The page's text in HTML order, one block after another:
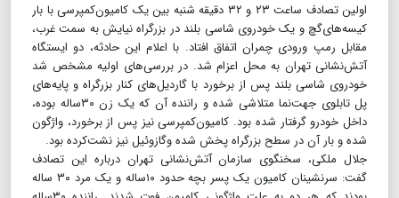
اولین تصادف ساعت‌ ۲۳ و ۳۲ دقیقه شنبه بین یک کامیون‌کمپرسی با بار
کیسه‌های‌گچ و یک خودروی شاسی بلند در بزرگراه نیایش به سمت غرب،
مقابل رمپ ورودی چمران اتفاق افتاد. با اعلام این حادثه، دو ایستگاه
آتش‌نشانی تهران به محل اعزام شد. در بررسی‌های اولیه مشخص شد
خودروی شاسی بلند پس از برخورد با گاردیل‌های کنار بزرگراه و پایه‌های
پل تابلوی جهت‌نما متلاشی شده و راننده آن که یک زن ۳۰ساله بوده،
داخل خودرو گرفتار شده بود. کامیون‌کمپرسی نیز پس از برخورد، واژگون
شده و بار آن در سطح بزرگراه پخش شده وگازوئیل نیز نشت‌کرده بود.
جلال ملکی، سخنگوی سازمان آتش‌نشانی تهران درباره این تصادف
‌گفت: سرنشینان کامیون یک پسر بچه حدود ۱۰ساله و یک مرد ۳۰ ساله